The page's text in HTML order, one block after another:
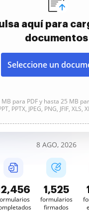
aquí para
documentos
Seleccione un
para PDF y hasta 25 MB
PPTX, JPEG, PNG, JFIF, XLS,
8 AGO, 2026
1,525
formularios
firmados